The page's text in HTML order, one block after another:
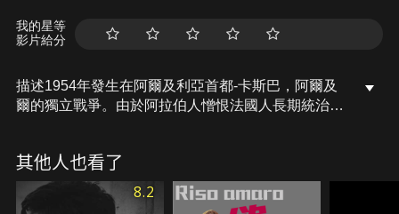
我的星等
影片給分
描述1954年發生在阿爾及利亞首都-卡斯巴，阿爾及
爾的獨立戰爭。由於阿拉伯人憎恨法國人長期統治，
法國的執法機關如何對當地阿爾及利亞的一般犯人進
行未經審核的死刑，而阿爾及利亞人又如何對法國僑
居人士，不論是對平民或軍人所發動武裝襲擊，兩方
其他人也看了
8.2